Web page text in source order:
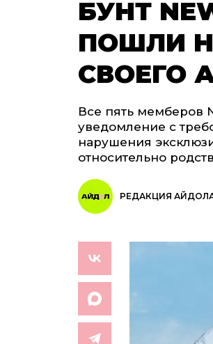
БУНТ
ПОШЛИ
СВОЕГО
Все пять мемберов
уведомление с
нарушения
относительно
РЕДАКЦИЯ